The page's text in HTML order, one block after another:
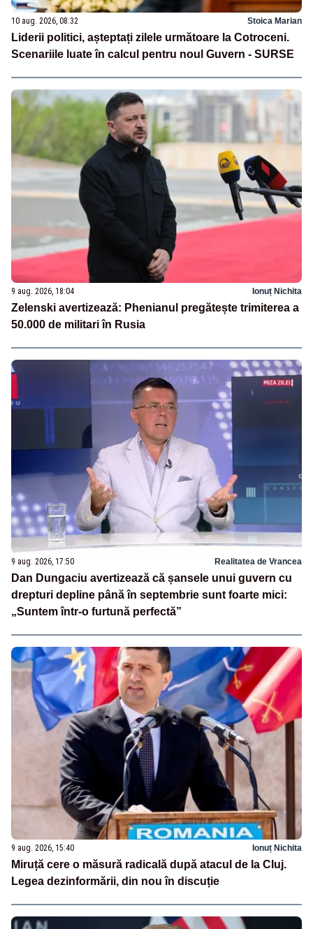
10 aug. 2026, 08:32 Stoica Marian
Liderii politici, așteptați zilele următoare la Cotroceni.
Scenariile luate în calcul pentru noul Guvern - SURSE
9 aug. 2026, 18:04 Ionuț Nichita
Zelenski avertizează: Phenianul pregătește trimiterea a
50.000 de militari în Rusia
9 aug. 2026, 17:50 Realitatea de Vrancea
Dan Dungaciu avertizează că șansele unui guvern cu
drepturi depline până în septembrie sunt foarte mici:
„Suntem într-o furtună perfectă”
9 aug. 2026, 15:40 Ionuț Nichita
Miruță cere o măsură radicală după atacul de la Cluj.
Legea dezinformării, din nou în discuție